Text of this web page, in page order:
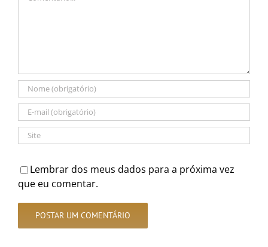
Lembrar dos meus dados para a próxima vez
que eu comentar.